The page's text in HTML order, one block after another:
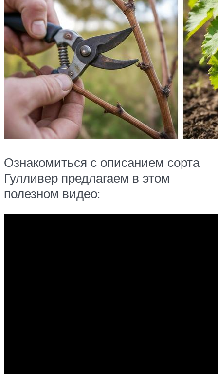
Ознакомиться с описанием сорта
Гулливер предлагаем в этом
полезном видео: